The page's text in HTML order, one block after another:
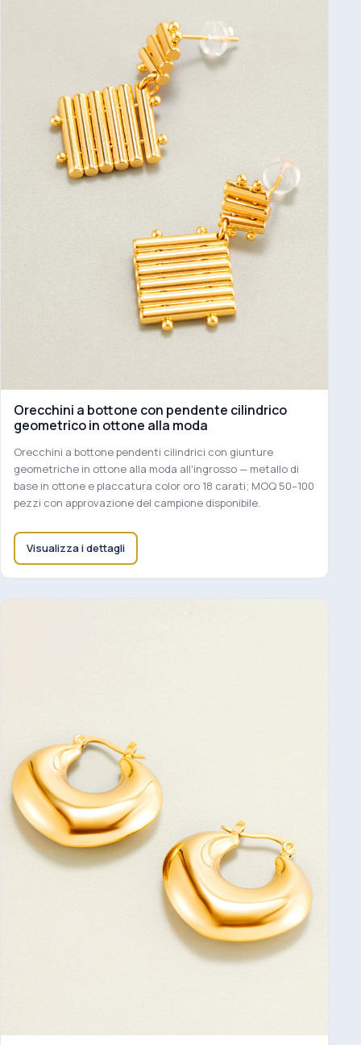
Orecchini a bottone con pendente cilindrico
geometrico in ottone alla moda
Orecchini a bottone pendenti cilindrici con giunture
geometriche in ottone alla moda all'ingrosso — metallo di
base in ottone e placcatura color oro 18 carati; MOQ 50–100
pezzi con approvazione del campione disponibile.
Visualizza i dettagli